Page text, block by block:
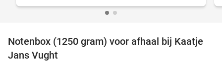
42%
Notenbox (1250 gram) voor afhaal bij Kaatje
Jans Vught